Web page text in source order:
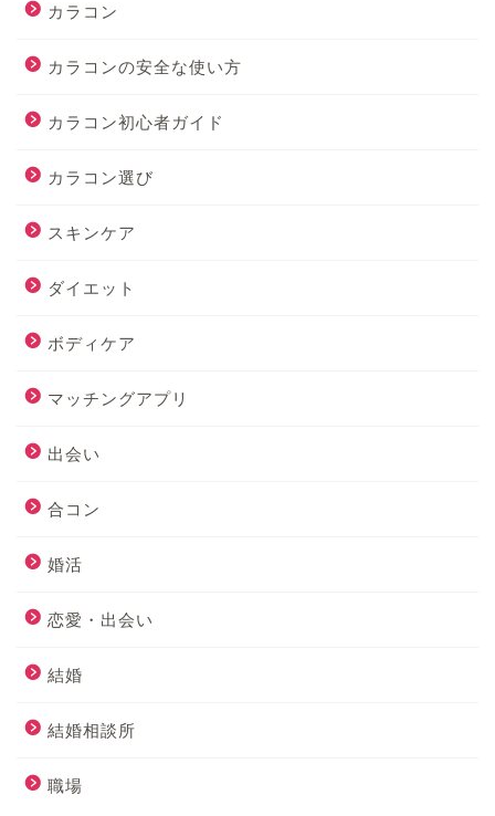
カラコン
カラコンの安全な使い方
カラコン初心者ガイド
カラコン選び
スキンケア
ダイエット
ボディケア
マッチングアプリ
出会い
合コン
婚活
恋愛・出会い
結婚
結婚相談所
職場